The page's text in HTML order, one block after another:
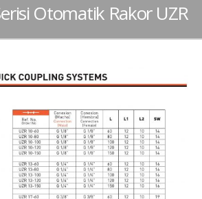
Otomatik Rakor UZR